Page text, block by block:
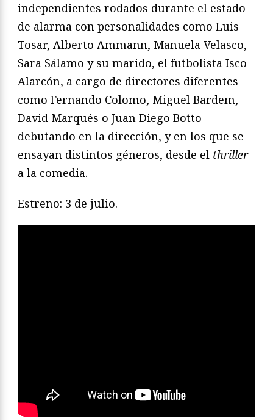
independientes rodados durante el estado
de alarma con personalidades como Luis
Tosar, Alberto Ammann, Manuela Velasco,
Sara Sálamo y su marido, el futbolista Isco
Alarcón, a cargo de directores diferentes
como Fernando Colomo, Miguel Bardem,
David Marqués o Juan Diego Botto
debutando en la dirección, y en los que se
ensayan distintos géneros, desde el thriller
a la comedia.
Estreno: 3 de julio.